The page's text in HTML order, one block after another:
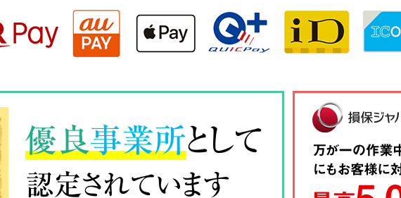
優良事業所として
認定されています